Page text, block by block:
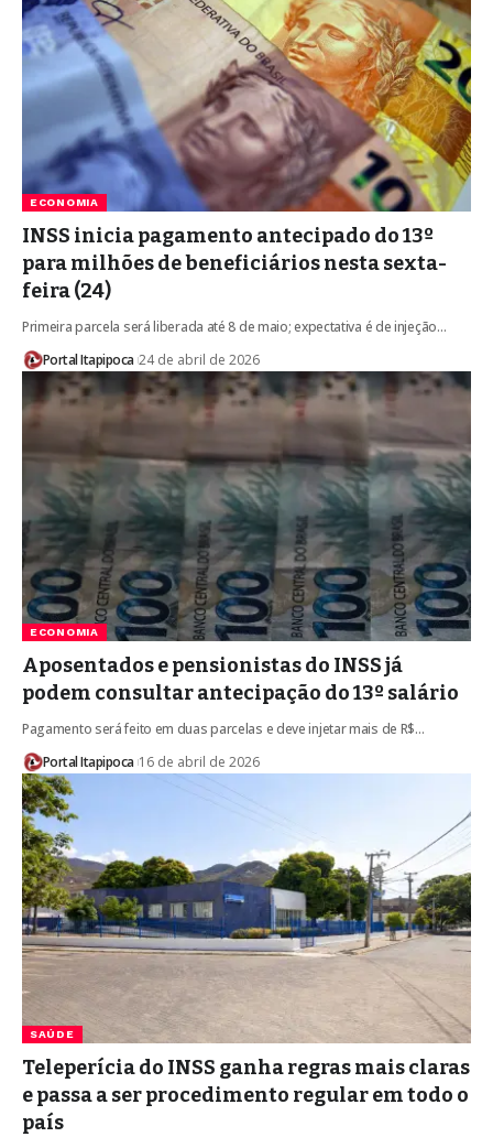
ECONOMIA
INSS inicia pagamento antecipado do 13º
para milhões de beneficiários nesta sexta-
feira (24)
Primeira parcela será liberada até 8 de maio; expectativa é de injeção…
Portal Itapipoca 24 de abril de 2026
ECONOMIA
Aposentados e pensionistas do INSS já
podem consultar antecipação do 13º salário
Pagamento será feito em duas parcelas e deve injetar mais de R$…
Portal Itapipoca 16 de abril de 2026
SAÚDE
Teleperícia do INSS ganha regras mais claras
e passa a ser procedimento regular em todo o
país